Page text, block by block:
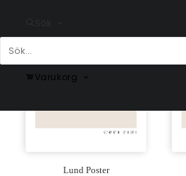
Varukorg
Lund Poster